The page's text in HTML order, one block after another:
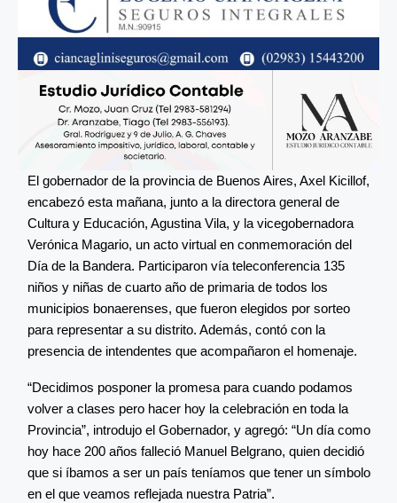
El gobernador de la provincia de Buenos Aires, Axel Kicillof,
encabezó esta mañana, junto a la directora general de
Cultura y Educación, Agustina Vila, y la vicegobernadora
Verónica Magario, un acto virtual en conmemoración del
Día de la Bandera. Participaron vía teleconferencia 135
niños y niñas de cuarto año de primaria de todos los
municipios bonaerenses, que fueron elegidos por sorteo
para representar a su distrito. Además, contó con la
presencia de intendentes que acompañaron el homenaje.
“Decidimos posponer la promesa para cuando podamos
volver a clases pero hacer hoy la celebración en toda la
Provincia”, introdujo el Gobernador, y agregó: “Un día como
hoy hace 200 años falleció Manuel Belgrano, quien decidió
que si íbamos a ser un país teníamos que tener un símbolo
en el que veamos reflejada nuestra Patria”.